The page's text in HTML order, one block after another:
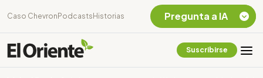
Caso Chevron Podcasts Historias
Suscribirse
Pregunta a IA